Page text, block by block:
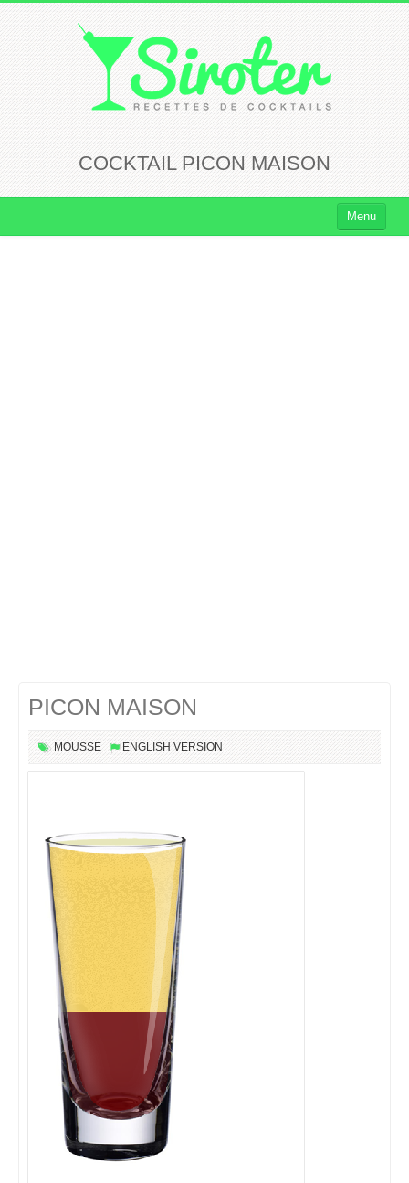
COCKTAIL PICON MAISON
Menu
PICON MAISON
MOUSSE ENGLISH VERSION